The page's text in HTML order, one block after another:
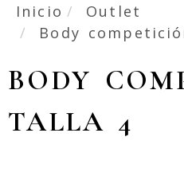
Inicio
Outlet
Body
BODY
TALLA 4